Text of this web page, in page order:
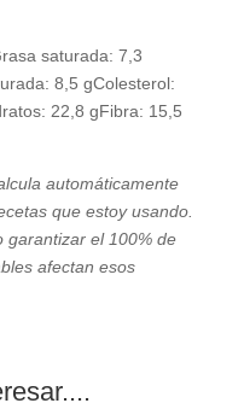
saturada: 7,3
8,5 gColesterol:
22,8 gFibra: 15,5
automáticamente
que estoy usando.
garantizar el 100% de
afectan esos